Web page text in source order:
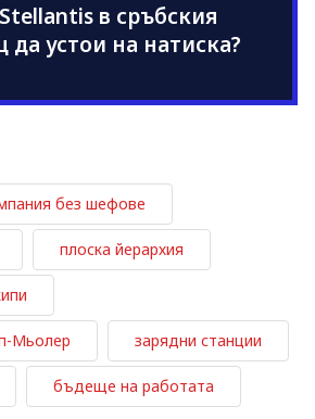
в сръбския
да устои на натиска?
без шефове
плоска йерархия
Мьолер зарядни станции
бъдеще на работата